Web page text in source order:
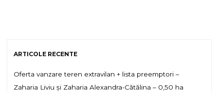
ARTICOLE RECENTE
Oferta vanzare teren extravilan + lista preemptori –
Zaharia Liviu și Zaharia Alexandra-Cătălina – 0,50 ha